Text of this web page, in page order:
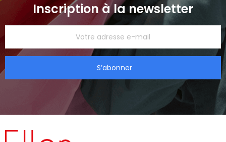
Inscription à la newsletter
S’abonner